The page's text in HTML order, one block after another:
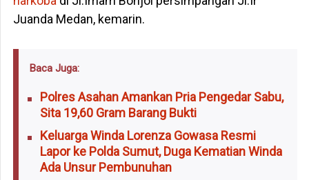
Juanda Medan, kemarin.
Baca Juga:
Polres Asahan Amankan Pria Pengedar Sabu,
Sita 19,60 Gram Barang Bukti
Keluarga Winda Lorenza Gowasa Resmi
Lapor ke Polda Sumut, Duga Kematian Winda
Ada Unsur Pembunuhan